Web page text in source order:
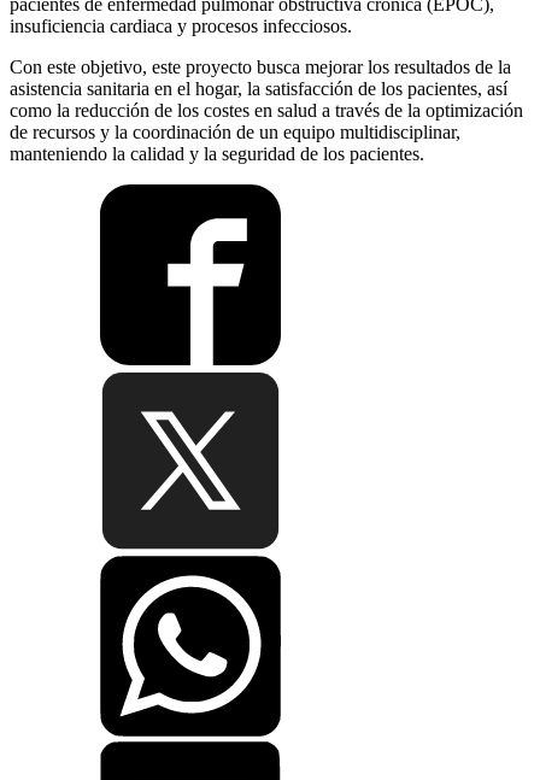
insuficiencia cardiaca y procesos infecciosos.
Con este objetivo, este proyecto busca mejorar los resultados de la
asistencia sanitaria en el hogar, la satisfacción de los pacientes, así
como la reducción de los costes en salud a través de la optimización
de recursos y la coordinación de un equipo multidisciplinar,
manteniendo la calidad y la seguridad de los pacientes.